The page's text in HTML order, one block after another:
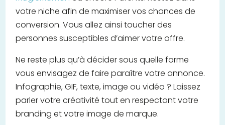
votre niche afin de maximiser vos chances de
conversion. Vous allez ainsi toucher des
personnes susceptibles d’aimer votre offre.
Ne reste plus qu’à décider sous quelle forme
vous envisagez de faire paraître votre annonce.
Infographie, GIF, texte, image ou vidéo ? Laissez
parler votre créativité tout en respectant votre
branding et votre image de marque.